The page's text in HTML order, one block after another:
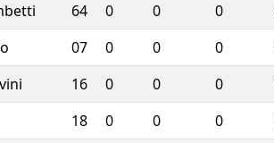
64 0 0 0
07 0 0 0
16 0 0 0
18 0 0 0